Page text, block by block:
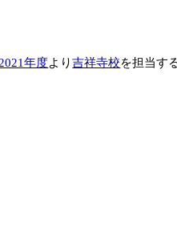
年度より吉祥寺校を担当す